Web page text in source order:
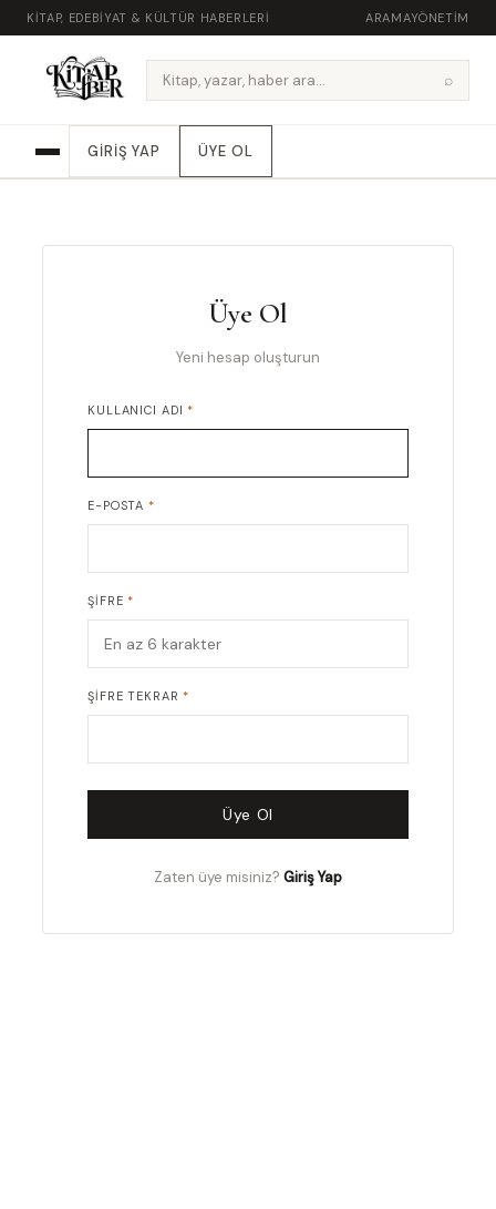
KITAP, EDEBIYAT & KÜLTÜR HABERLERI ARAMAYÖNETIM
⌕
GIRIŞ YAP ÜYE OL
Üye Ol
Yeni hesap oluşturun
KULLANICI ADI *
E-POSTA *
ŞIFRE *
ŞIFRE TEKRAR *
Üye Ol
Zaten üye misiniz? Giriş Yap